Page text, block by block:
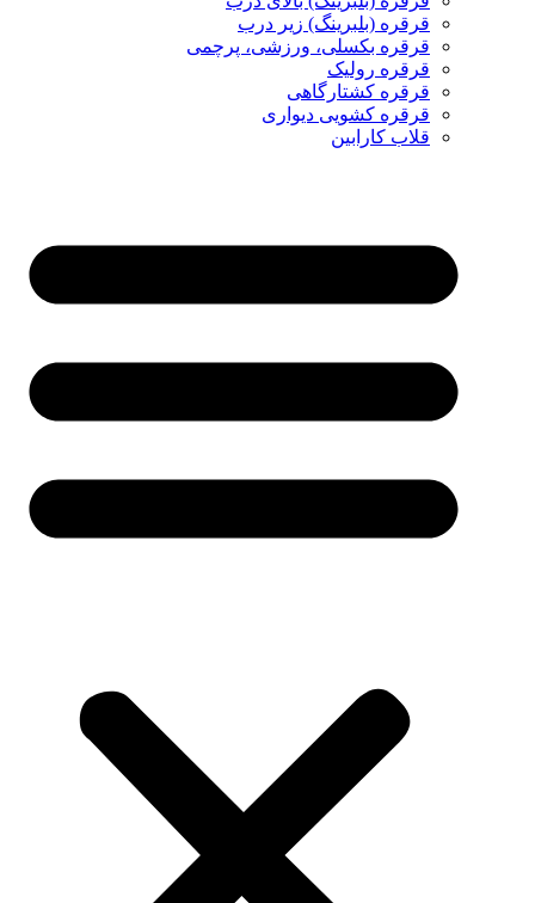
قرقره (بلبرینگ) زیر درب
قرقره بکسلی، ورزشی، پرچمی
قرقره رولیک
قرقره کشتارگاهی
قرقره کشویی دیواری
قلاب کارابین